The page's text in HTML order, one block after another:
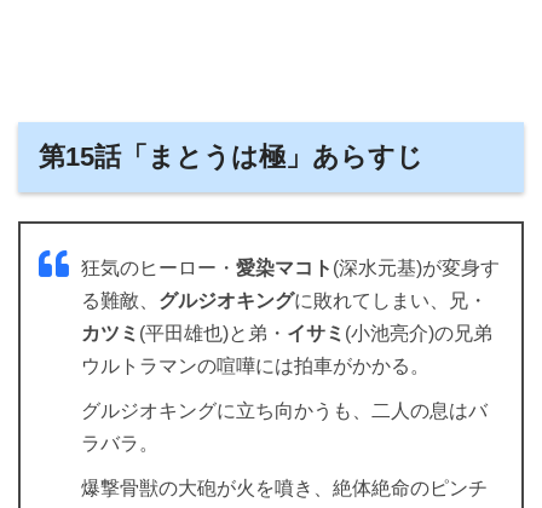
第15話「まとうは極」あらすじ
狂気のヒーロー・ 愛染マコト (深水元基)が変身す
る難敵、 グルジオキングに敗れてしまい、兄・
カツミ (平田雄也)と弟・ イサミ (小池亮介)の兄弟
ウルトラマンの喧嘩には拍車がかかる。
グルジオキングに立ち向かうも、二人の息はバ
ラバラ。
爆撃骨獣の大砲が火を噴き、絶体絶命のピンチ